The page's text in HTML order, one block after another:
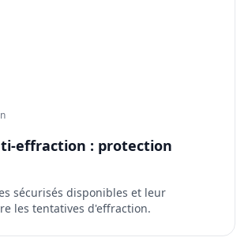
effraction : protection
sécurisés disponibles et leur
les tentatives d'effraction.